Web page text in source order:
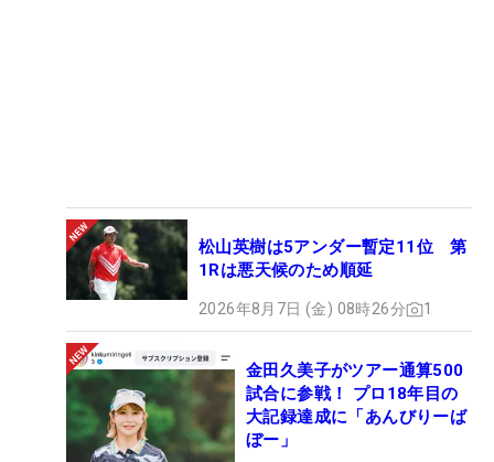
松山英樹は5アンダー暫定11位 第
1Rは悪天候のため順延
2026年8月7日 (金) 08時26分 1
金田久美子がツアー通算500
試合に参戦！ プロ18年目の
大記録達成に「あんびりーば
ぼー」